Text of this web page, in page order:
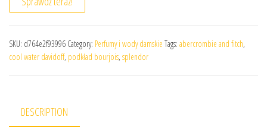
SKU: d764e2f93996 Category: Perfumy i wody damskie Tags: abercrombie and fitch,
cool water davidoff, podkład bourjois, splendor
DESCRIPTION